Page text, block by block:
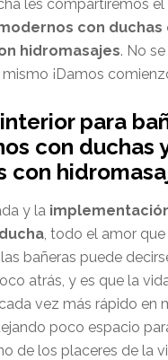
les compartiremos el
con duchas
hidromasajes. No
mismo ¡Damos
para
con duchas
con
y la
, todo el amor que
bañeras puede
atrás, y es que la
vez más rápido en
poco espacio
de los placeres de la